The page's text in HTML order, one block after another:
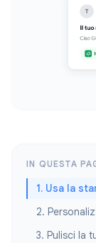
IN QUESTA
1. Usa la
2.
3. Pulisci la